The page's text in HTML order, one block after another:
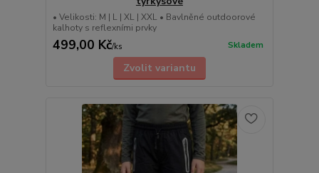
• Velikosti: M | L | XL | XXL • Bavlněné outdoorové
kalhoty s reflexními prvky
499,00 Kč/ks Skladem
Zvolit variantu